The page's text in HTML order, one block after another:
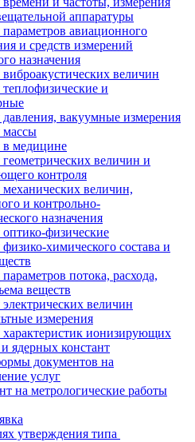
аппаратуры
авиационного
и средств измерений
назначения
величин
и
вакуумные измерения
массы
в медицине
величин и
контроля
величин,
и контрольно-
назначения
физические
химического состава и
потока, расхода,
веществ
величин
измерения
ионизирующих
ядерных констант
документов на
услуг
на метрологические работы
утверждения типа